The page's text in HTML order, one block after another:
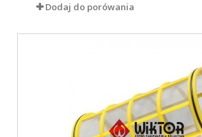
Dodaj do porówania